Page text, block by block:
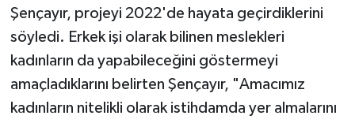
Şençayır, projeyi 2022'de hayata geçirdiklerini
söyledi. Erkek işi olarak bilinen meslekleri
kadınların da yapabileceğini göstermeyi
amaçladıklarını belirten Şençayır, "Amacımız
kadınların nitelikli olarak istihdamda yer almalarını